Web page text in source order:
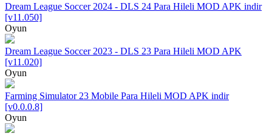
Dream League Soccer 2024 - DLS 24 Para Hileli MOD APK indir
[v11.050]
Oyun
Dream League Soccer 2023 - DLS 23 Para Hileli MOD APK
[v11.020]
Oyun
Farming Simulator 23 Mobile Para Hileli MOD APK indir
[v0.0.0.8]
Oyun